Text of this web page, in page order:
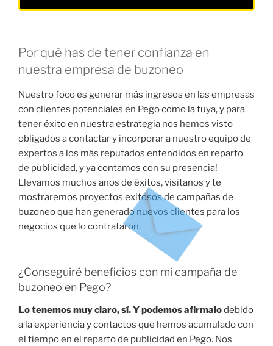
Por qué has de tener confianza en
nuestra empresa de buzoneo
Nuestro foco es generar más ingresos en las empresas
con clientes potenciales en Pego como la tuya, y para
tener éxito en nuestra estrategia nos hemos visto
obligados a contactar y incorporar a nuestro equipo de
expertos a los más reputados entendidos en reparto
de publicidad, y ya contamos con su presencia!
Llevamos muchos años de éxitos, visítanos y te
mostraremos proyectos exitosos de campañas de
buzoneo que han generado nuevos clientes para los
negocios que lo contrataron.
¿Conseguiré beneficios con mi campaña de
buzoneo en Pego?
Lo tenemos muy claro, sí. Y podemos afirmalodebido
a la experiencia y contactos que hemos acumulado con
el tiempo en el reparto de publicidad en Pego. Nos